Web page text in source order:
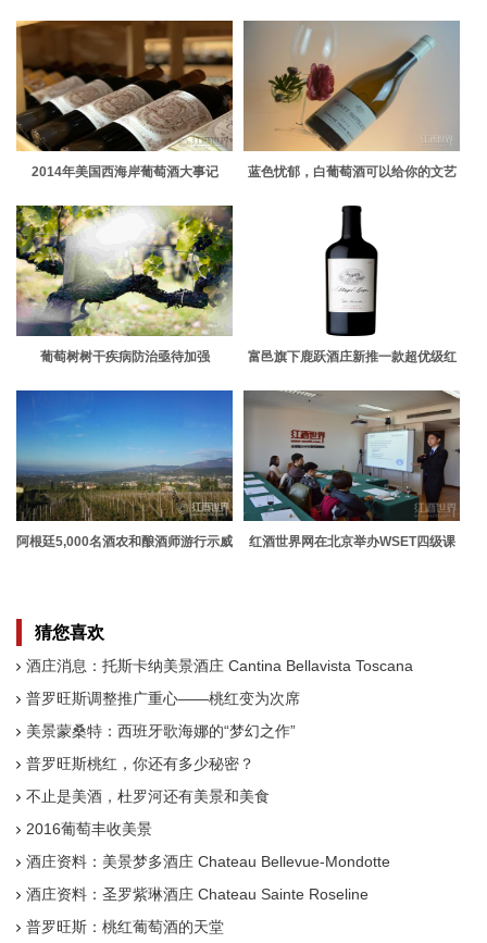
2014年美国西海岸葡萄酒大事记
蓝色忧郁，白葡萄酒可以给你的文艺
葡萄树树干疾病防治亟待加强
富邑旗下鹿跃酒庄新推一款超优级红
阿根廷5,000名酒农和酿酒师游行示威
红酒世界网在北京举办WSET四级课
猜您喜欢
酒庄消息：托斯卡纳美景酒庄 Cantina Bellavista Toscana
普罗旺斯调整推广重心——桃红变为次席
美景蒙桑特：西班牙歌海娜的“梦幻之作”
普罗旺斯桃红，你还有多少秘密？
不止是美酒，杜罗河还有美景和美食
2016葡萄丰收美景
酒庄资料：美景梦多酒庄 Chateau Bellevue-Mondotte
酒庄资料：圣罗紫琳酒庄 Chateau Sainte Roseline
普罗旺斯：桃红葡萄酒的天堂